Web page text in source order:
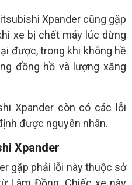
Xpander cũng gặp
xe bị chết máy lúc dừng
được, trong khi không hề
đồng hồ và lượng xăng
Xpander còn có các lỗi
được nguyên nhân.
Xpander
gặp phải lỗi này thuộc sở